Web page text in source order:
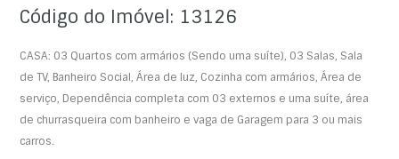
Código do Imóvel: 13126
CASA: 03 Quartos com armários (Sendo uma suíte), 03 Salas, Sala
de TV, Banheiro Social, Área de luz, Cozinha com armários, Área de
serviço, Dependência completa com 03 externos e uma suíte, área
de churrasqueira com banheiro e vaga de Garagem para 3 ou mais
carros.